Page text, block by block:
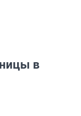
в